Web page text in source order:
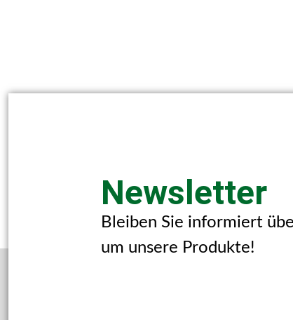
Newsletter
Bleiben Sie informiert
um unsere Produkte!